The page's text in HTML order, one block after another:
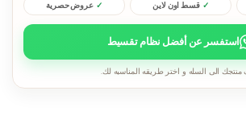
قسط اون لاين عروض حصرية
استفسر عن أفضل نظام تقسيط
الى السله و اختر طريقه المناسبه لك.